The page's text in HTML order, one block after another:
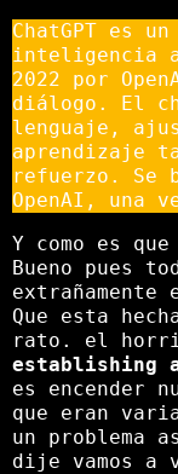
ChatGPT es
inteligencia
2022 por
diálogo. El
lenguaje,
aprendizaje
refuerzo.​ Se
OpenAI, una
Y como es
Bueno pues
Que esta
rato. el
establishing
es encender
que eran
un problema
dije vamos a